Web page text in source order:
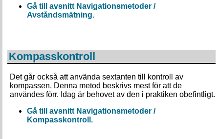
Gå till avsnitt Navigationsmetoder /
Avståndsmätning.
Kompasskontroll
Det går också att använda sextanten till kontroll av
kompassen. Denna metod beskrivs mest för att de
användes förr. Idag är behovet av den i praktiken obefintligt.
Gå till avsnitt Navigationsmetoder /
Kompasskontroll.